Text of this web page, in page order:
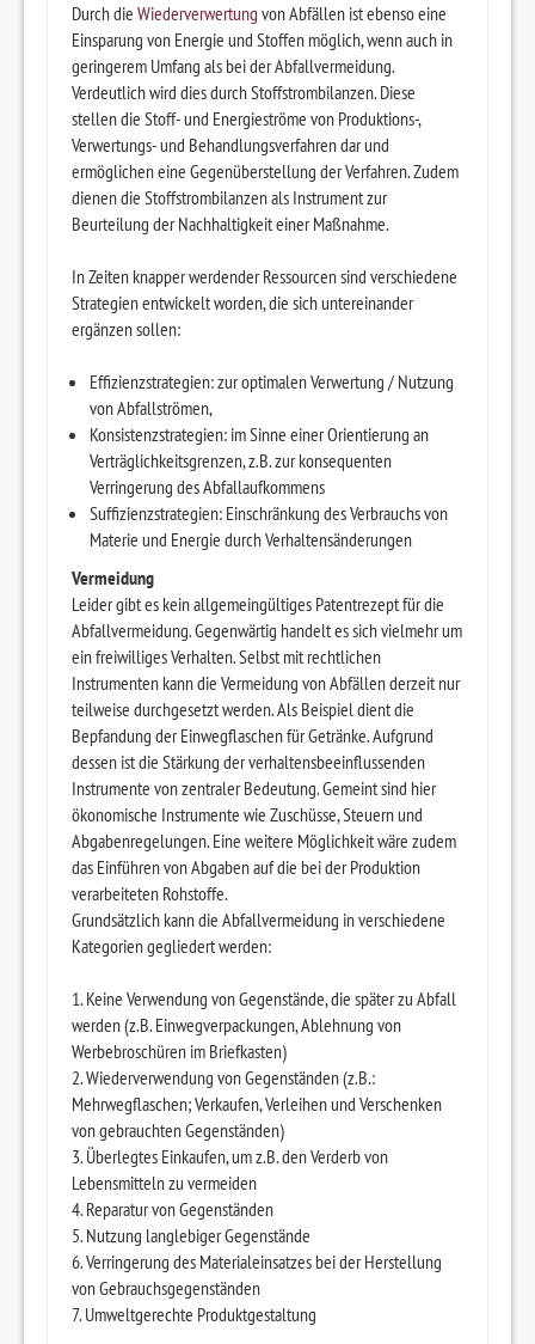
Durch die Wiederverwertung von Abfällen ist ebenso eine
Einsparung von Energie und Stoffen möglich, wenn auch in
geringerem Umfang als bei der Abfallvermeidung.
Verdeutlich wird dies durch Stoffstrombilanzen. Diese
stellen die Stoff- und Energieströme von Produktions-,
Verwertungs- und Behandlungsverfahren dar und
ermöglichen eine Gegenüberstellung der Verfahren. Zudem
dienen die Stoffstrombilanzen als Instrument zur
Beurteilung der Nachhaltigkeit einer Maßnahme.
In Zeiten knapper werdender Ressourcen sind verschiedene
Strategien entwickelt worden, die sich untereinander
ergänzen sollen:
Effizienzstrategien: zur optimalen Verwertung / Nutzung
von Abfallströmen,
Konsistenzstrategien: im Sinne einer Orientierung an
Verträglichkeitsgrenzen, z.B. zur konsequenten
Verringerung des Abfallaufkommens
Suffizienzstrategien: Einschränkung des Verbrauchs von
Materie und Energie durch Verhaltensänderungen
Vermeidung
Leider gibt es kein allgemeingültiges Patentrezept für die
Abfallvermeidung. Gegenwärtig handelt es sich vielmehr um
ein freiwilliges Verhalten. Selbst mit rechtlichen
Instrumenten kann die Vermeidung von Abfällen derzeit nur
teilweise durchgesetzt werden. Als Beispiel dient die
Bepfandung der Einwegflaschen für Getränke. Aufgrund
dessen ist die Stärkung der verhaltensbeeinflussenden
Instrumente von zentraler Bedeutung. Gemeint sind hier
ökonomische Instrumente wie Zuschüsse, Steuern und
Abgabenregelungen. Eine weitere Möglichkeit wäre zudem
das Einführen von Abgaben auf die bei der Produktion
verarbeiteten Rohstoffe.
Grundsätzlich kann die Abfallvermeidung in verschiedene
Kategorien gegliedert werden:
1. Keine Verwendung von Gegenstände, die später zu Abfall
werden (z.B. Einwegverpackungen, Ablehnung von
Werbebroschüren im Briefkasten)
2. Wiederverwendung von Gegenständen (z.B.:
Mehrwegflaschen; Verkaufen, Verleihen und Verschenken
von gebrauchten Gegenständen)
3. Überlegtes Einkaufen, um z.B. den Verderb von
Lebensmitteln zu vermeiden
4. Reparatur von Gegenständen
5. Nutzung langlebiger Gegenstände
6. Verringerung des Materialeinsatzes bei der Herstellung
von Gebrauchsgegenständen
7. Umweltgerechte Produktgestaltung